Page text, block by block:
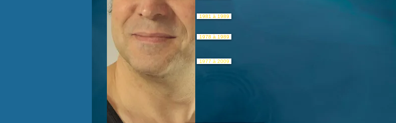
1981 à 1989
1978 à 1989
1977 à 2009